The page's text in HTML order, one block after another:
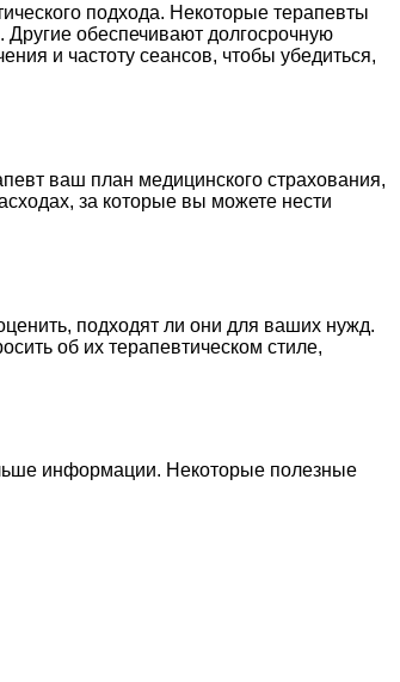
подхода. Некоторые терапевты
Другие обеспечивают долгосрочную
и частоту сеансов, чтобы убедиться,
ваш план медицинского страхования,
за которые вы можете нести
подходят ли они для ваших нужд.
об их терапевтическом стиле,
информации. Некоторые полезные